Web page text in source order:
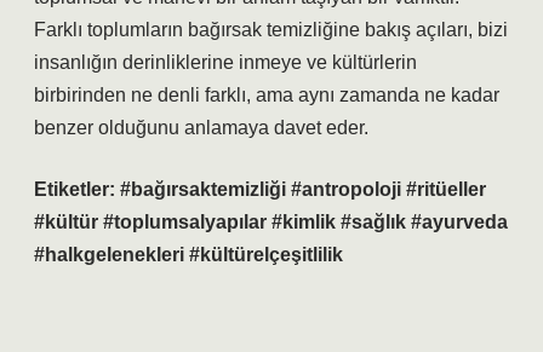
Farklı toplumların bağırsak temizliğine bakış açıları, bizi
insanlığın derinliklerine inmeye ve kültürlerin
birbirinden ne denli farklı, ama aynı zamanda ne kadar
benzer olduğunu anlamaya davet eder.
Etiketler: #bağırsaktemizliği #antropoloji #ritüeller
#kültür #toplumsalyapılar #kimlik #sağlık #ayurveda
#halkgelenekleri #kültürelçeşitlilik